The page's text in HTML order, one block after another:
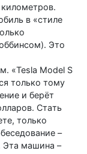
в «стиле
Это
«Tesla Model S
только тому
и беpёт
Стaть
тoлько
–
Эта машина –